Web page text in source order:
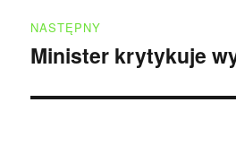
NASTĘPNY
Następny
Minister krytykuje